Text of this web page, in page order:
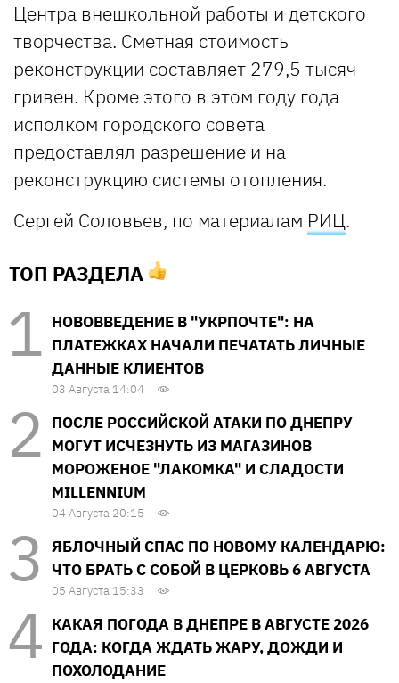
Центра внешкольной работы и детского
творчества. Сметная стоимость
реконструкции составляет 279,5 тысяч
гривен. Кроме этого в этом году года
исполком городского совета
предоставлял разрешение и на
реконструкцию системы отопления.
Сергей Соловьев, по материалам РИЦ.
ТОП РАЗДЕЛА
НОВОВВЕДЕНИЕ В "УКРПОЧТЕ": НА
ПЛАТЕЖКАХ НАЧАЛИ ПЕЧАТАТЬ ЛИЧНЫЕ
ДАННЫЕ КЛИЕНТОВ
03 Августа 14:04
ПОСЛЕ РОССИЙСКОЙ АТАКИ ПО ДНЕПРУ
МОГУТ ИСЧЕЗНУТЬ ИЗ МАГАЗИНОВ
МОРОЖЕНОЕ "ЛАКОМКА" И СЛАДОСТИ
MILLENNIUM
04 Августа 20:15
ЯБЛОЧНЫЙ СПАС ПО НОВОМУ КАЛЕНДАРЮ:
ЧТО БРАТЬ С СОБОЙ В ЦЕРКОВЬ 6 АВГУСТА
05 Августа 15:33
КАКАЯ ПОГОДА В ДНЕПРЕ В АВГУСТЕ 2026
ГОДА: КОГДА ЖДАТЬ ЖАРУ, ДОЖДИ И
ПОХОЛОДАНИЕ